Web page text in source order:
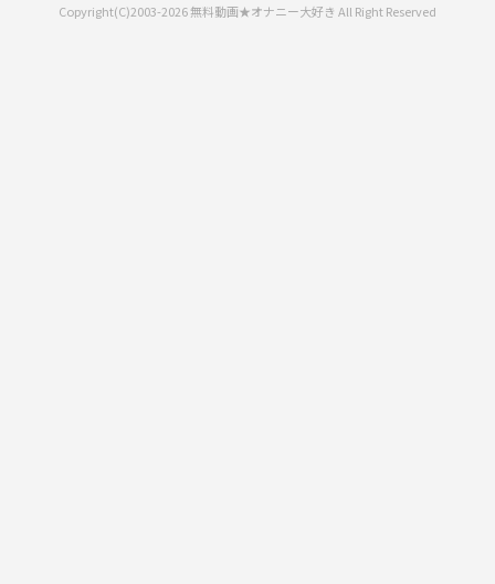
Copyright(C)2003-2026 無料動画★オナニー大好き All Right Reserved